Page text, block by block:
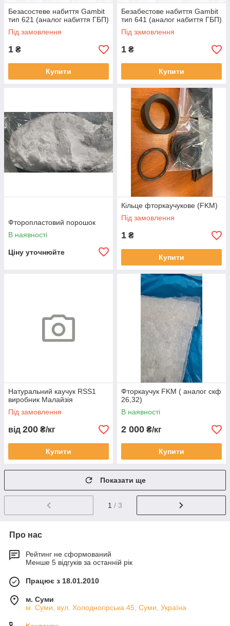
Безасостеве набиття Gambit
тип 621 (аналог набиття ГБП)
Під замовлення
1 ₴
Купити
Безабестове набиття Gambit
тип 641 (аналог набиття ГБП)
Під замовлення
1 ₴
Купити
Фторопластовий порошок
В наявності
Ціну уточнюйте
Кільце фторкаучукове (FKM)
Під замовлення
1 ₴
Купити
Натуральний каучук RSS1
виробник Малайзія
Під замовлення
від 200 ₴/кг
Купити
Фторкаучук FKM ( аналог скф
26,32)
В наявності
2 000 ₴/кг
Купити
Показати ще
1 / 3
Про нас
Рейтинг не сформований
Менше 5 відгуків за останній рік
Працює з 18.01.2010
м. Суми
м. Суми, вул. Холодногірська 45, Суми, Україна